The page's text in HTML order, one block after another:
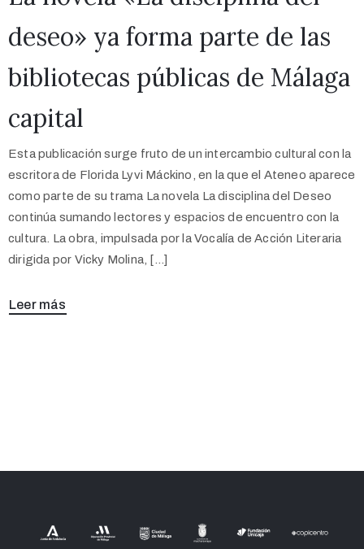
deseo» ya forma parte de las
bibliotecas públicas de Málaga
capital
Esta publicación surge fruto de un intercambio cultural con la
escritora de Florida Lyvi Máckino, en la que el Ateneo aparece
como parte de su trama La novela La disciplina del Deseo
continúa sumando lectores y espacios de encuentro con la
cultura. La obra, impulsada por la Vocalía de Acción Literaria
dirigida por Vicky Molina, […]
Leer más